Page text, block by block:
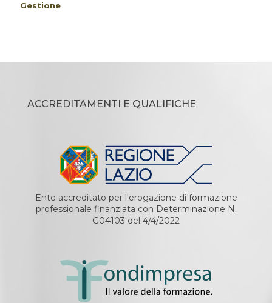
Gestione
ACCREDITAMENTI E QUALIFICHE
Ente accreditato per l'erogazione di formazione
professionale finanziata con Determinazione N.
G04103 del 4/4/2022